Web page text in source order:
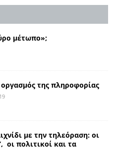
μέτωπο»;
της πληροφορίας
με την τηλεόραση: οι
οι πολιτικοί και τα